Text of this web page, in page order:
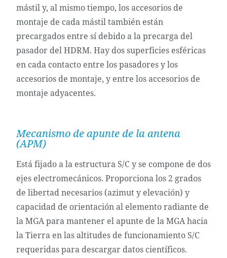
mástil y, al mismo tiempo, los accesorios de
montaje de cada mástil también están
precargados entre sí debido a la precarga del
pasador del HDRM. Hay dos superficies esféricas
en cada contacto entre los pasadores y los
accesorios de montaje, y entre los accesorios de
montaje adyacentes.
Mecanismo de apunte de la antena
(APM)
Está fijado a la estructura S/C y se compone de dos
ejes electromecánicos. Proporciona los 2 grados
de libertad necesarios (azimut y elevación) y
capacidad de orientación al elemento radiante de
la MGA para mantener el apunte de la MGA hacia
la Tierra en las altitudes de funcionamiento S/C
requeridas para descargar datos científicos.